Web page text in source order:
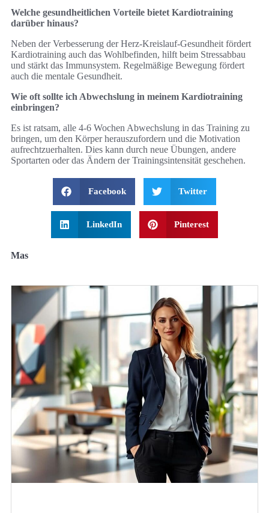
Welche gesundheitlichen Vorteile bietet Kardiotraining
darüber hinaus?
Neben der Verbesserung der Herz-Kreislauf-Gesundheit fördert
Kardiotraining auch das Wohlbefinden, hilft beim Stressabbau
und stärkt das Immunsystem. Regelmäßige Bewegung fördert
auch die mentale Gesundheit.
Wie oft sollte ich Abwechslung in meinem Kardiotraining
einbringen?
Es ist ratsam, alle 4-6 Wochen Abwechslung in das Training zu
bringen, um den Körper herauszufordern und die Motivation
aufrechtzuerhalten. Dies kann durch neue Übungen, andere
Sportarten oder das Ändern der Trainingsintensität geschehen.
Facebook Twitter
LinkedIn Pinterest
Mas